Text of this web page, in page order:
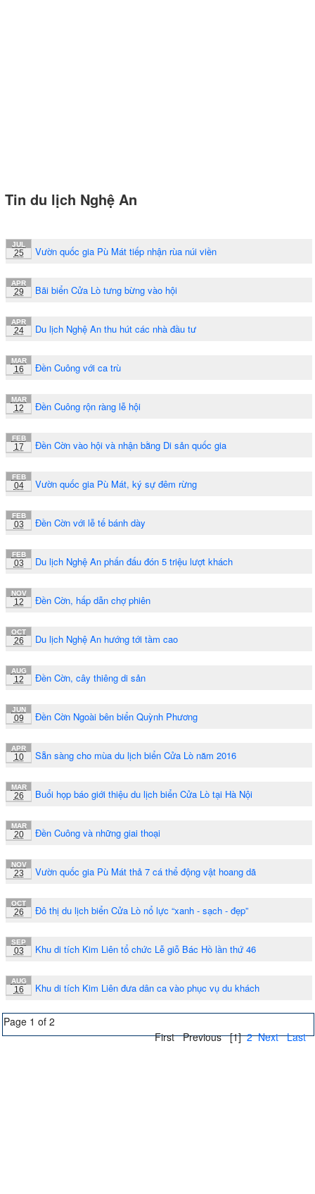
Tin du lịch Nghệ An
JUL
25 Vườn quốc gia Pù Mát tiếp nhận rùa núi viền
APR
29 Bãi biển Cửa Lò tưng bừng vào hội
APR
24 Du lịch Nghệ An thu hút các nhà đầu tư
MAR
16 Đền Cuông với ca trù
MAR
12 Đền Cuông rộn ràng lễ hội
FEB
17 Đền Cờn vào hội và nhận bằng Di sản quốc gia
FEB
04 Vườn quốc gia Pù Mát, ký sự đêm rừng
FEB
03 Đền Cờn với lễ tế bánh dày
FEB
03 Du lịch Nghệ An phấn đấu đón 5 triệu lượt khách
NOV
12 Đền Cờn, hấp dẫn chợ phiên
OCT
26 Du lịch Nghệ An hướng tới tầm cao
AUG
12 Đền Cờn, cây thiêng di sản
JUN
09 Đền Cờn Ngoài bên biển Quỳnh Phương
APR
10 Sẵn sàng cho mùa du lịch biển Cửa Lò năm 2016
MAR
26 Buổi họp báo giới thiệu du lịch biển Cửa Lò tại Hà Nội
MAR
20 Đền Cuông và những giai thoại
NOV
23 Vườn quốc gia Pù Mát thả 7 cá thể động vật hoang dã
OCT
26 Đô thị du lịch biển Cửa Lò nổ lực “xanh - sạch - đẹp”
SEP
03 Khu di tích Kim Liên tổ chức Lễ giỗ Bác Hồ lần thứ 46
AUG
16 Khu di tích Kim Liên đưa dân ca vào phục vụ du khách
Page 1 of 2
First Previous [1] 2 Next Last